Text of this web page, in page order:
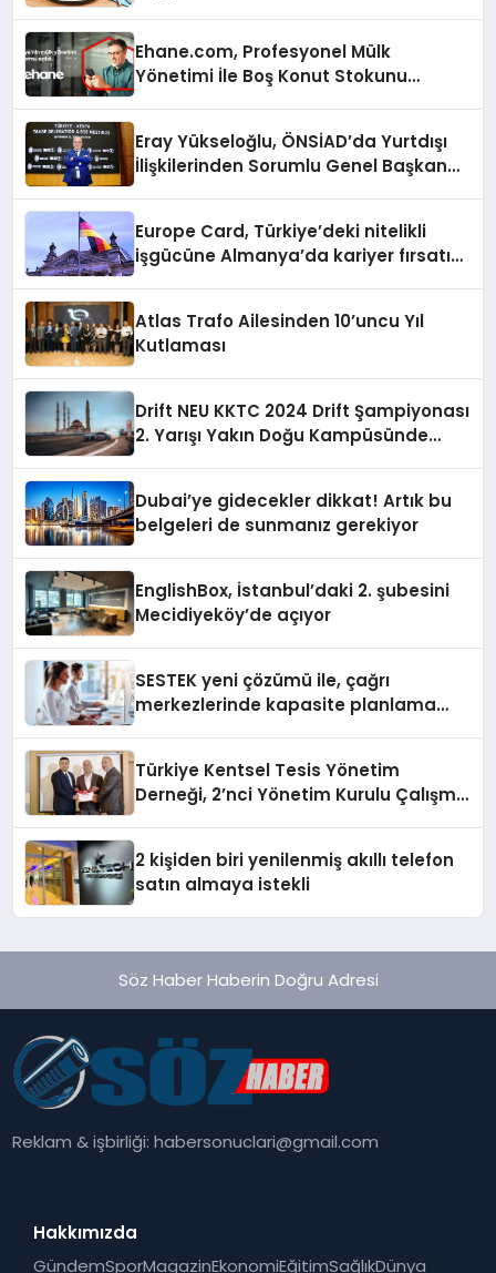
Ehane.com, Profesyonel Mülk
Yönetimi İle Boş Konut Stokunu
Eray Yükseloğlu, ÖNSİAD’da Yurtdışı
İlişkilerinden Sorumlu Genel Başkan
Europe Card, Türkiye’deki nitelikli
işgücüne Almanya’da kariyer fırsatı
Atlas Trafo Ailesinden 10’uncu Yıl
Kutlaması
Drift NEU KKTC 2024 Drift Şampiyonası
2. Yarışı Yakın Doğu Kampüsünde
Dubai’ye gidecekler dikkat! Artık bu
belgeleri de sunmanız gerekiyor
EnglishBox, İstanbul’daki 2. şubesini
Mecidiyeköy’de açıyor
SESTEK yeni çözümü ile, çağrı
merkezlerinde kapasite planlama
Türkiye Kentsel Tesis Yönetim
Derneği, 2’nci Yönetim Kurulu Çalışma
2 kişiden biri yenilenmiş akıllı telefon
satın almaya istekli
Söz Haber Haberin Doğru Adresi
Reklam & işbirliği:habersonuclari@gmail.com
Hakkımızda
GündemSporMagazinEkonomiEğitimSağlıkDünya